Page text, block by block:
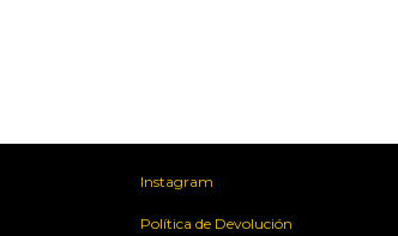
Instagram
Política de Devolución